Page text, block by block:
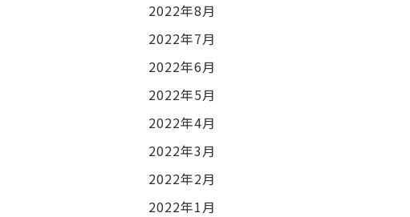
2022年8月
2022年7月
2022年6月
2022年5月
2022年4月
2022年3月
2022年2月
2022年1月